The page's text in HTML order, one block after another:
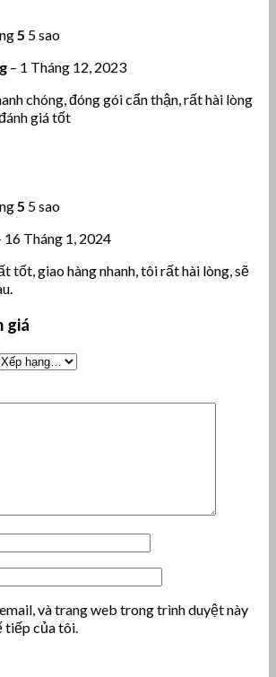
5 5 sao
– 1 Tháng 12, 2023
chóng, đóng gói cẩn thận, rất hài lòng
giá tốt
5 5 sao
16 Tháng 1, 2024
tốt, giao hàng nhanh, tôi rất hài lòng, sẽ
giá
và trang web trong trình duyệt này
tiếp của tôi.